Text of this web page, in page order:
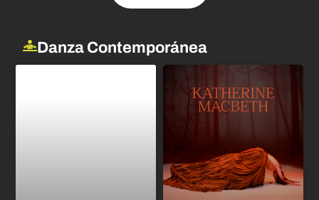
Danza Contemporánea